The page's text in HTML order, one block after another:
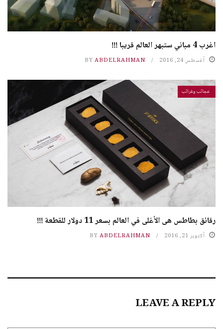
اغرب 4 مباني ستبهر العالم قريبا !!!
أغسطس 24, 2016 BY ABDELRAHMAN
عجائب وغرائب
رقائق بطاطس هى الأغلى في العالم بسعر 11 دولار للقطعة !!!
أكتوبر 21, 2016 BY ABDELRAHMAN
LEAVE A REPLY